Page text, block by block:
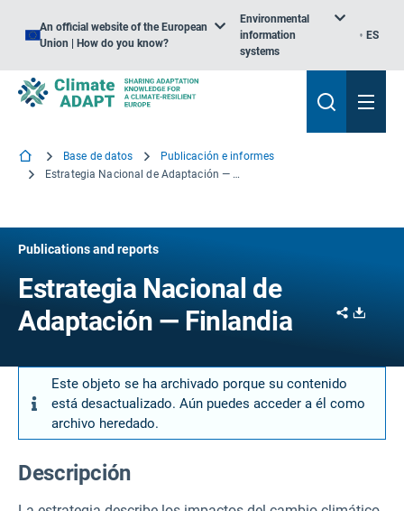
An official website of the European
Union | How do you know?
Environmental
information
systems
ES
Base de datos
Publicación e informes
Estrategia Nacional de Adaptación — Finlandia
Publications and reports
Estrategia Nacional de
Adaptación — Finlandia
Share
Este objeto se ha archivado porque su contenido
está desactualizado. Aún puedes acceder a él como
archivo heredado.
Descripción